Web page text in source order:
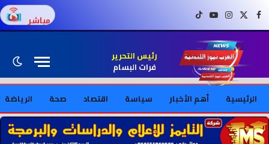
فيسبوكX (Twitter)
إنستغراميوتيوبتيك توك مباشر
رئيس التحرير
فرات البسام
الرئيسية أهم الأخبار سياسة اقتصاد صحة الرياضة